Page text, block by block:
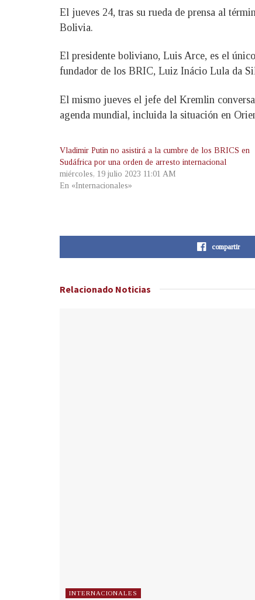
El jueves 24, tras su rueda de prensa al
Bolivia.
El presidente boliviano, Luis Arce, es el
fundador de los BRIC, Luiz Inácio Lula da
El mismo jueves el jefe del Kremlin
agenda mundial, incluida la situación en
Vladimir Putin no asistirá a la cumbre de los BRICS en
Sudáfrica por una orden de arresto internacional
miércoles, 19 julio 2023 11:01 AM
En «Internacionales»
compartir
Relacionado Noticias
INTERNACIONALES